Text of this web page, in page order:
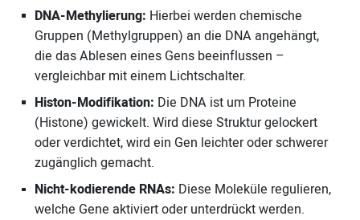
DNA-Methylierung: Hierbei werden chemische
Gruppen (Methylgruppen) an die DNA angehängt,
die das Ablesen eines Gens beeinflussen –
vergleichbar mit einem Lichtschalter.
Histon-Modifikation: Die DNA ist um Proteine
(Histone) gewickelt. Wird diese Struktur gelockert
oder verdichtet, wird ein Gen leichter oder schwerer
zugänglich gemacht.
Nicht-kodierende RNAs: Diese Moleküle regulieren,
welche Gene aktiviert oder unterdrückt werden.